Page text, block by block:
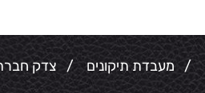
/מעבדת תיקונים / צדק